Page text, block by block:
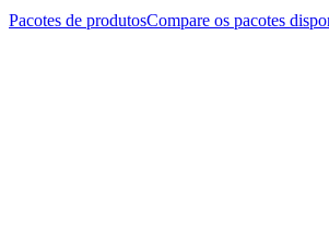
Pacotes de produtosCompare os pacotes